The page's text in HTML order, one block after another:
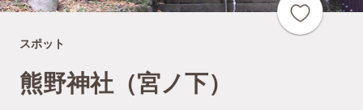
スポット
熊野神社（宮ノ下）